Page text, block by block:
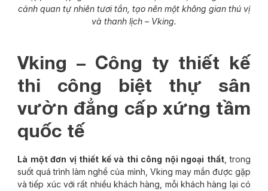
cảnh quan tự nhiên tươi tắn, tạo nên một không gian thú vị
và thanh lịch – Vking.
Vking – Công ty thiết kế
thi công biệt thự sân
vườn đẳng cấp xứng tầm
quốc tế
Là một đơn vị thiết kế và thi công nội ngoại thất, trong
suốt quá trình làm nghề của mình, Vking may mắn được gặp
và tiếp xúc với rất nhiều khách hàng, mỗi khách hàng lại có